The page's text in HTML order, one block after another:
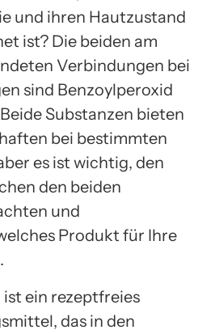
und ihren Hautzustand
ist? Die beiden am
Verbindungen bei
sind Benzoylperoxid
Substanzen bieten
bei bestimmten
es ist wichtig, den
den beiden
und
Produkt für Ihre
ist ein rezeptfreies
das in den